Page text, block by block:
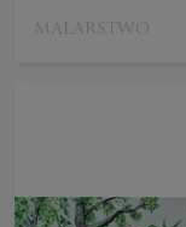
MALARSTWO